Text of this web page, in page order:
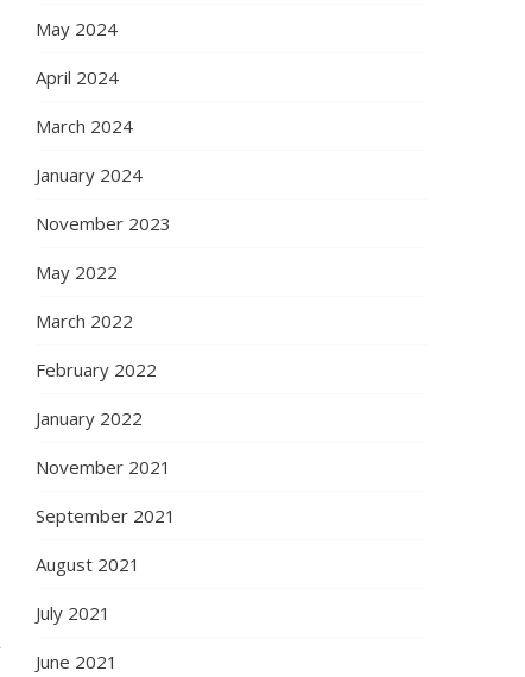
May 2024
April 2024
March 2024
January 2024
November 2023
May 2022
March 2022
February 2022
January 2022
November 2021
September 2021
August 2021
July 2021
June 2021